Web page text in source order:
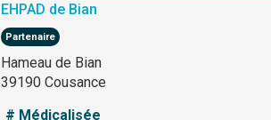
EHPAD de Bian
Partenaire
Hameau de Bian
39190 Cousance
# Médicalisée